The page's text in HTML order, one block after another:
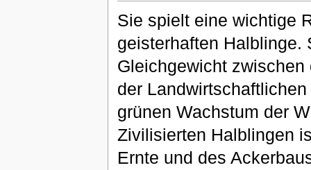
Sie spielt eine wichtige
geisterhaften Halblinge.
Gleichgewicht
der
grünen Wachstum der
Zivilisierten Halblingen
Ernte und des